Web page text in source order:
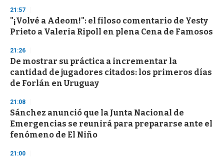
d
s
o
f
3
s
c
o
d
s
21:57
"¡Volvé a Adeom!": el filoso comentario de Yesty
Prieto a Valeria Ripoll en plena Cena de Famosos
21:26
De mostrar su práctica a incrementar la
cantidad de jugadores citados: los primeros días
de Forlán en Uruguay
21:08
Sánchez anunció que la Junta Nacional de
Emergencias se reunirá para prepararse ante el
fenómeno de El Niño
21:00